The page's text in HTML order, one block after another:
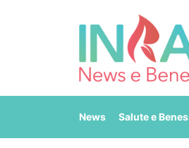
News Salute e